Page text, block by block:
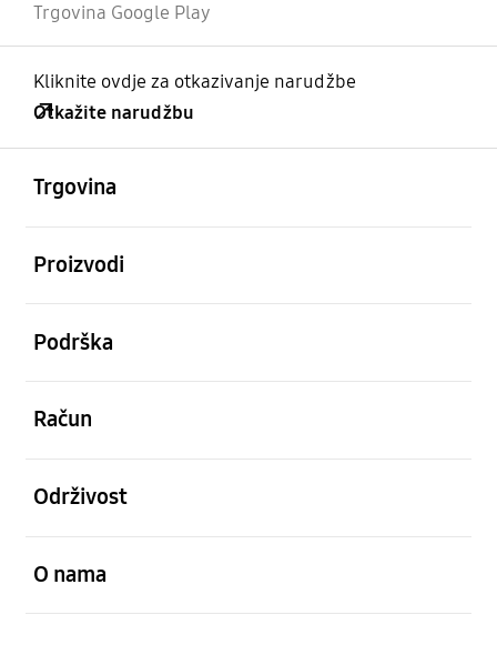
Trgovina Google Play
Kliknite ovdje za otkazivanje narudžbe
Otkažite narudžbu
Trgovina
Proizvodi
Podrška
Račun
Održivost
O nama